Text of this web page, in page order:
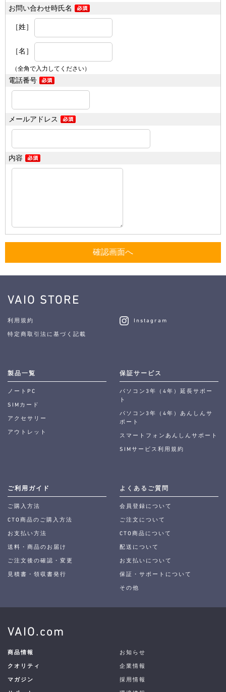
お問い合わせ時氏名
［姓］
［名］
（全角で入力してください）
電話番号
メールアドレス
内容
VAIO STORE
利用規約
特定商取引法に基づく記載
Instagram
製品一覧
ノートPC
SIMカード
アクセサリー
アウトレット
保証サービス
パソコン3年（4年）延長サポー
ト
パソコン3年（4年）あんしんサ
ポート
スマートフォンあんしんサポート
SIMサービス利用規約
ご利用ガイド
ご購入方法
CTO商品のご購入方法
お支払い方法
送料・商品のお届け
ご注文後の確認・変更
見積書・領収書発行
よくあるご質問
会員登録について
ご注文について
CTO商品について
配送について
お支払いについて
保証・サポートについて
その他
VAIO.com
商品情報
クオリティ
マガジン
お知らせ
企業情報
採用情報